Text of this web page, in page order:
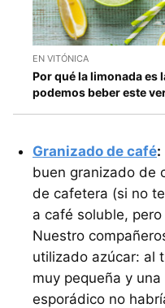
EN VITÓNICA
Por qué la limonada es
podemos beber este
Granizado de café:
buen granizado de
de cafetera (si no
a café soluble,
Nuestro
utilizado azúcar: al
muy pequeña y
esporádico no